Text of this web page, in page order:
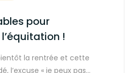
pour
!
la rentrée et cette
l’excuse « je peux pas…